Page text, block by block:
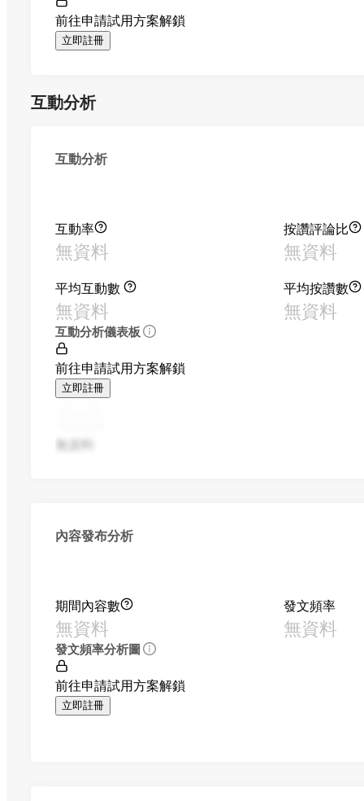
前往申請試用方案解鎖
立即註冊
互動分析
互動分析
互動率
無資料
按讚評論比
無資料
平均互動數
無資料
平均按讚數
無資料
互動分析儀表板
前往申請試用方案解鎖
立即註冊
無資料
內容發布分析
期間內容數
無資料
發文頻率
無資料
發文頻率分析圖
前往申請試用方案解鎖
立即註冊